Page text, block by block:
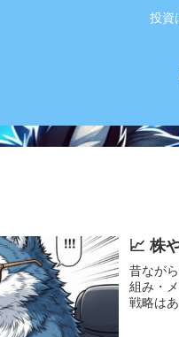
投資
📈 株
昔なが
組み・
戦略は